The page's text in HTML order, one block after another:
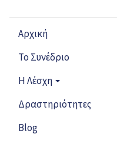
Αρχική
Το Συνέδριο
Η Λέσχη
Δραστηριότητες
Blog